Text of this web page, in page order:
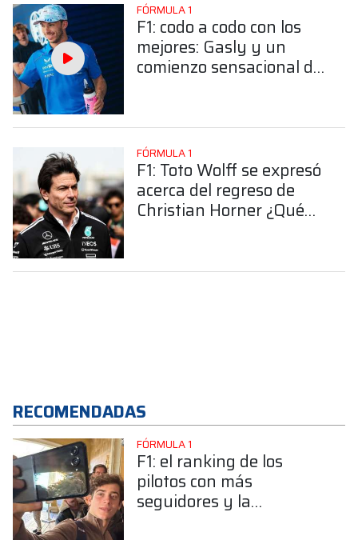
FÓRMULA 1
F1: codo a codo con los
mejores: Gasly y un
comienzo sensacional del
FÓRMULA 1
F1: Toto Wolff se expresó
acerca del regreso de
Christian Horner ¿Qué
RECOMENDADAS
FÓRMULA 1
F1: el ranking de los
pilotos con más
seguidores y la